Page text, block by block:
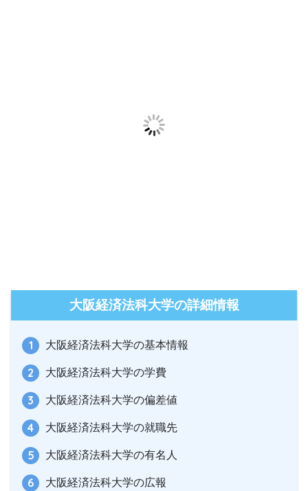
大阪経済法科大学の詳細情報
大阪経済法科大学の基本情報
大阪経済法科大学の学費
大阪経済法科大学の偏差値
大阪経済法科大学の就職先
大阪経済法科大学の有名人
大阪経済法科大学の広報